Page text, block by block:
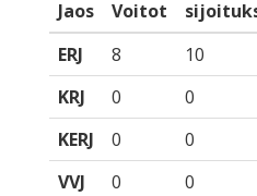
Jaos Voitot
ERJ
8 10
KRJ
0 0
KERJ
0 0
VVJ
0 0